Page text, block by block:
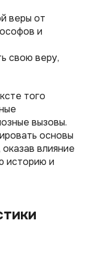
веры от
и
свою веру,
того
вызовы.
основы
влияние
историю и